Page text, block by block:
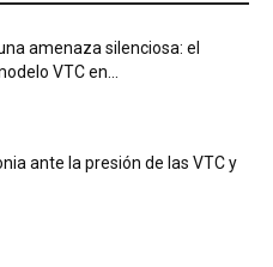
amenaza silenciosa: el
VTC en...
ante la presión de las VTC y